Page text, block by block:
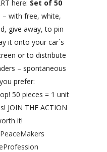
here: Set of 50
– with free, white,
give away, to pin
it onto your car´s
or to distribute
– spontaneous
prefer:
50 pieces = 1 unit
JOIN THE ACTION
it!